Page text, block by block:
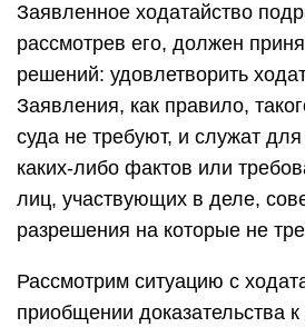
Заявленное ходатайство
рассмотрев его, должен
решений: удовлетворить
Заявления, как правило,
суда не требуют, и служат
каких-либо фактов или
лиц, участвующих в деле,
разрешения на которые не
Рассмотрим ситуацию с
приобщении доказательства